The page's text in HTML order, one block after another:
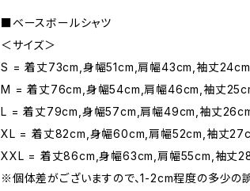
■ベースボールシャツ
＜サイズ＞
S = 着丈73cm,身幅51cm,肩幅43cm,袖丈24cm
M = 着丈76cm,身幅54cm,肩幅46cm,袖丈
L = 着丈79cm,身幅57cm,肩幅49cm,袖丈
XL = 着丈82cm,身幅60cm,肩幅52cm,袖丈
XXL = 着丈86cm,身幅63cm,肩幅55cm,袖丈
※個体差がございますので、1-2cm程度の多少の